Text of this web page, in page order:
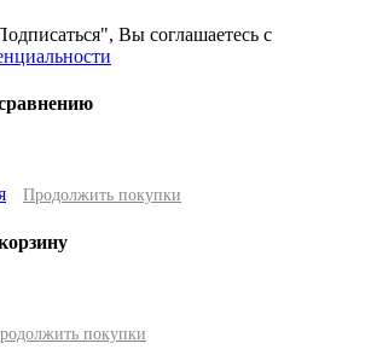
Вы соглашаетесь с
Продолжить покупки
покупки